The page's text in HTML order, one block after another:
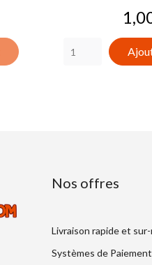
Prix
Nos offres
Livraison rapide et
Systèmes de